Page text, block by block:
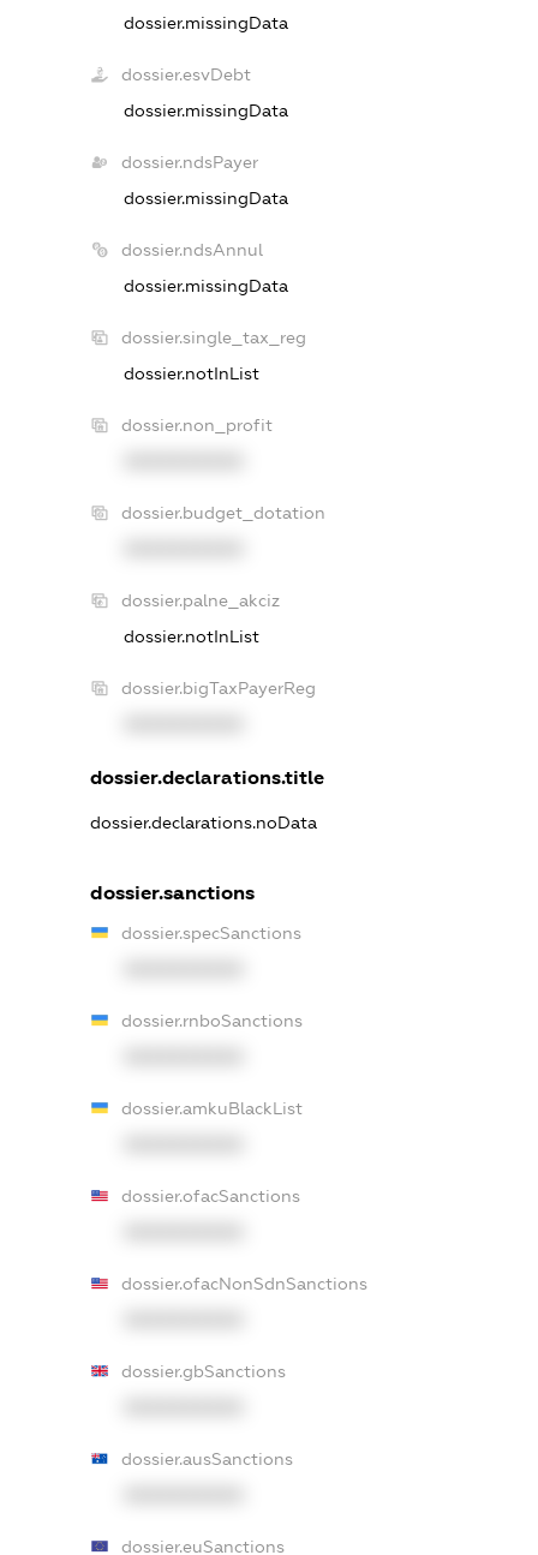
dossier.missingData
dossier.esvDebt
dossier.missingData
dossier.ndsPayer
dossier.missingData
dossier.ndsAnnul
dossier.missingData
dossier.single_tax_reg
dossier.notInList
dossier.non_profit
dossier.budget_dotation
dossier.palne_akciz
dossier.notInList
dossier.bigTaxPayerReg
dossier.declarations.title
dossier.declarations.noData
dossier.sanctions
dossier.specSanctions
dossier.rnboSanctions
dossier.amkuBlackList
dossier.ofacSanctions
dossier.ofacNonSdnSanctions
dossier.gbSanctions
dossier.ausSanctions
dossier.euSanctions